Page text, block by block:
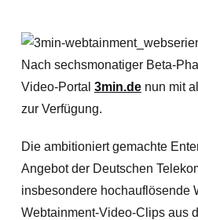
Nach sechsmonatiger Beta-
Video-Portal 3min.denun mit
zur Verfügung.
Die ambitioniert gemachte
Angebot der Deutschen
insbesondere hochauflösende
Webtainment-Video-Clips aus